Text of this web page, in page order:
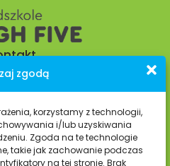
zgodą
korzystamy z technologii,
i/lub uzyskiwania
Zgoda na te technologie
takie jak zachowanie podczas
na tej stronie. Brak
9 D-E,
Kraków
035 650